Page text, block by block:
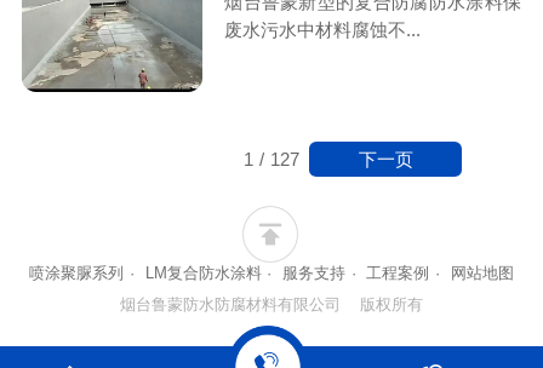
废水污水中材料腐蚀不...
1 / 127 下一页
喷涂聚脲系列 · LM复合防水涂料 · 服务支持 · 工程案例 ·
网站地图
烟台鲁蒙防水防腐材料有限公司 版权所有